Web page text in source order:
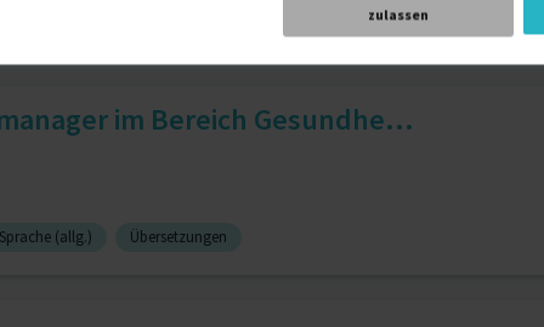
zulassen
im Bereich Gesundhe...
Sprache (allg.) Übersetzungen